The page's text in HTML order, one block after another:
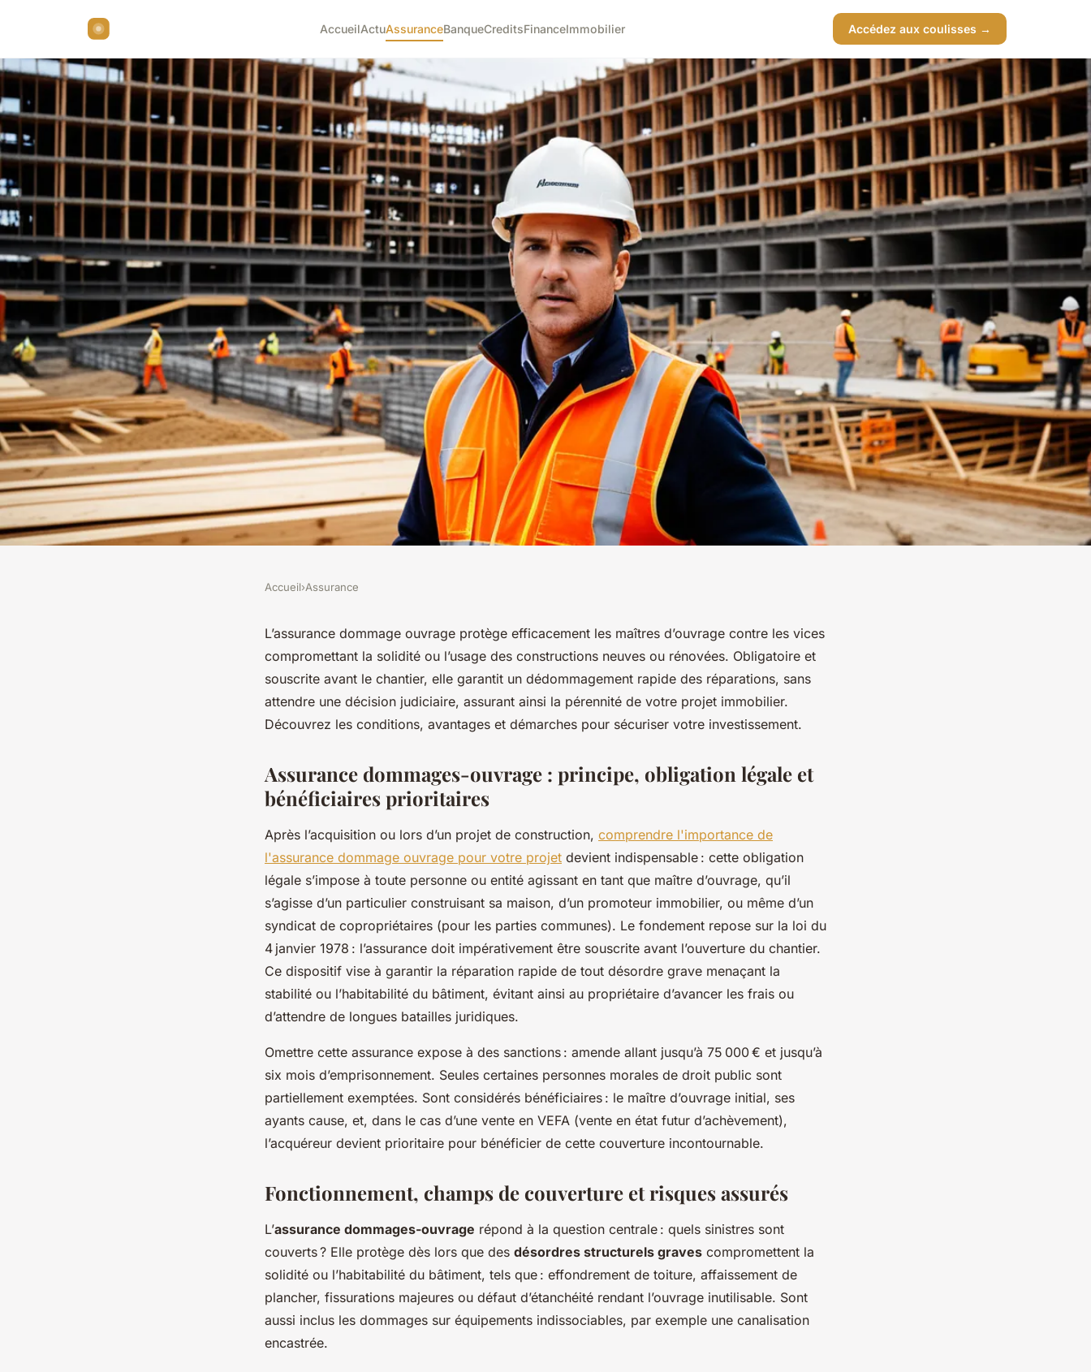
AccueilActuAssuranceBanqueCreditsFinanceImmobilier Accédez aux coulisses →
Assurance dommage ouvrage : la clé
pour protéger votre chantier
Accueil›Assurance
L’assurance dommage ouvrage protège efficacement les maîtres d’ouvrage contre les vices
compromettant la solidité ou l’usage des constructions neuves ou rénovées. Obligatoire et
souscrite avant le chantier, elle garantit un dédommagement rapide des réparations, sans
attendre une décision judiciaire, assurant ainsi la pérennité de votre projet immobilier.
Découvrez les conditions, avantages et démarches pour sécuriser votre investissement.
Assurance dommages-ouvrage : principe, obligation légale et
bénéficiaires prioritaires
Après l’acquisition ou lors d’un projet de construction, comprendre l'importance de
l'assurance dommage ouvrage pour votre projet devient indispensable : cette obligation
légale s’impose à toute personne ou entité agissant en tant que maître d’ouvrage, qu’il
s’agisse d’un particulier construisant sa maison, d’un promoteur immobilier, ou même d’un
syndicat de copropriétaires (pour les parties communes). Le fondement repose sur la loi du
4 janvier 1978 : l’assurance doit impérativement être souscrite avant l’ouverture du chantier.
Ce dispositif vise à garantir la réparation rapide de tout désordre grave menaçant la
stabilité ou l’habitabilité du bâtiment, évitant ainsi au propriétaire d’avancer les frais ou
d’attendre de longues batailles juridiques.
Omettre cette assurance expose à des sanctions : amende allant jusqu’à 75 000 € et jusqu’à
six mois d’emprisonnement. Seules certaines personnes morales de droit public sont
partiellement exemptées. Sont considérés bénéficiaires : le maître d’ouvrage initial, ses
ayants cause, et, dans le cas d’une vente en VEFA (vente en état futur d’achèvement),
l’acquéreur devient prioritaire pour bénéficier de cette couverture incontournable.
Fonctionnement, champs de couverture et risques assurés
L’assurance dommages-ouvrage répond à la question centrale : quels sinistres sont
couverts ? Elle protège dès lors que des désordres structurels graves compromettent la
solidité ou l’habitabilité du bâtiment, tels que : effondrement de toiture, affaissement de
plancher, fissurations majeures ou défaut d’étanchéité rendant l’ouvrage inutilisable. Sont
aussi inclus les dommages sur équipements indissociables, par exemple une canalisation
encastrée.